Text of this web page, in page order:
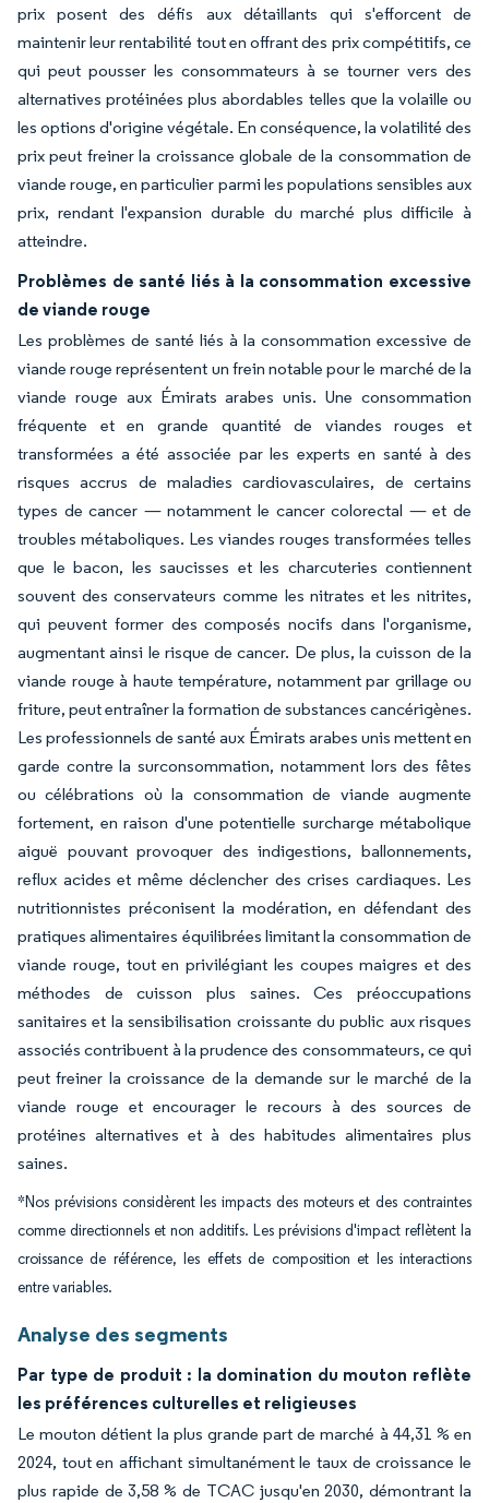
prix posent des défis aux détaillants qui s'efforcent de
maintenir leur rentabilité tout en offrant des prix compétitifs, ce
qui peut pousser les consommateurs à se tourner vers des
alternatives protéinées plus abordables telles que la volaille ou
les options d'origine végétale. En conséquence, la volatilité des
prix peut freiner la croissance globale de la consommation de
viande rouge, en particulier parmi les populations sensibles aux
prix, rendant l'expansion durable du marché plus difficile à
atteindre.
Problèmes de santé liés à la consommation excessive
de viande rouge
Les problèmes de santé liés à la consommation excessive de
viande rouge représentent un frein notable pour le marché de la
viande rouge aux Émirats arabes unis. Une consommation
fréquente et en grande quantité de viandes rouges et
transformées a été associée par les experts en santé à des
risques accrus de maladies cardiovasculaires, de certains
types de cancer — notamment le cancer colorectal — et de
troubles métaboliques. Les viandes rouges transformées telles
que le bacon, les saucisses et les charcuteries contiennent
souvent des conservateurs comme les nitrates et les nitrites,
qui peuvent former des composés nocifs dans l'organisme,
augmentant ainsi le risque de cancer. De plus, la cuisson de la
viande rouge à haute température, notamment par grillage ou
friture, peut entraîner la formation de substances cancérigènes.
Les professionnels de santé aux Émirats arabes unis mettent en
garde contre la surconsommation, notamment lors des fêtes
ou célébrations où la consommation de viande augmente
fortement, en raison d'une potentielle surcharge métabolique
aiguë pouvant provoquer des indigestions, ballonnements,
reflux acides et même déclencher des crises cardiaques. Les
nutritionnistes préconisent la modération, en défendant des
pratiques alimentaires équilibrées limitant la consommation de
viande rouge, tout en privilégiant les coupes maigres et des
méthodes de cuisson plus saines. Ces préoccupations
sanitaires et la sensibilisation croissante du public aux risques
associés contribuent à la prudence des consommateurs, ce qui
peut freiner la croissance de la demande sur le marché de la
viande rouge et encourager le recours à des sources de
protéines alternatives et à des habitudes alimentaires plus
saines.
*Nos prévisions considèrent les impacts des moteurs et des contraintes
comme directionnels et non additifs. Les prévisions d'impact reflètent la
croissance de référence, les effets de composition et les interactions
entre variables.
Analyse des segments
Par type de produit : la domination du mouton reflète
les préférences culturelles et religieuses
Le mouton détient la plus grande part de marché à 44,31 % en
2024, tout en affichant simultanément le taux de croissance le
plus rapide de 3,58 % de TCAC jusqu'en 2030, démontrant la